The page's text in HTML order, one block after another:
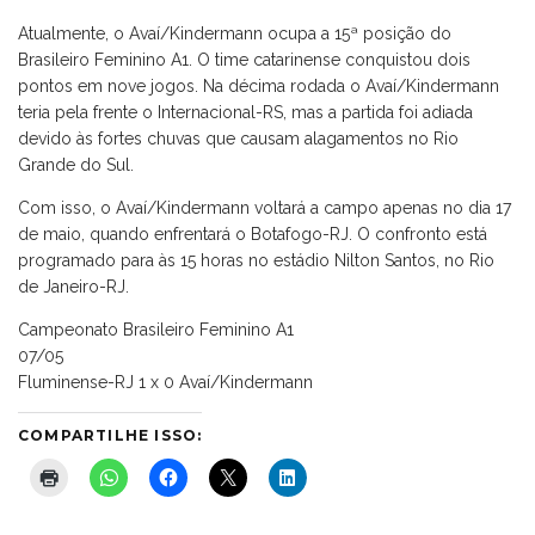
Atualmente, o Avaí/Kindermann ocupa a 15ª posição do
Brasileiro Feminino A1. O time catarinense conquistou dois
pontos em nove jogos. Na décima rodada o Avaí/Kindermann
teria pela frente o Internacional-RS, mas a partida foi adiada
devido às fortes chuvas que causam alagamentos no Rio
Grande do Sul.
Com isso, o Avaí/Kindermann voltará a campo apenas no dia 17
de maio, quando enfrentará o Botafogo-RJ. O confronto está
programado para às 15 horas no estádio Nilton Santos, no Rio
de Janeiro-RJ.
Campeonato Brasileiro Feminino A1
07/05
Fluminense-RJ 1 x 0 Avaí/Kindermann
COMPARTILHE ISSO: